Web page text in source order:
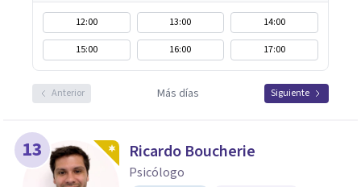
12:00 13:00
14:00
15:00
16:00 17:00
Anterior Más días Siguiente
13 Ricardo Boucherie
Psicólogo